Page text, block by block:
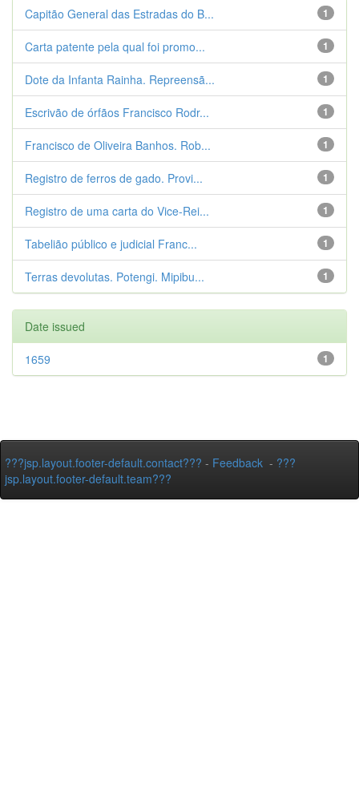
1
Capitão General das Estradas do B...
1
Carta patente pela qual foi promo...
1
Dote da Infanta Rainha. Repreensã...
1
Escrivão de órfãos Francisco Rodr...
1
Francisco de Oliveira Banhos. Rob...
1
Registro de ferros de gado. Provi...
1
Registro de uma carta do Vice-Rei...
1
Tabelião público e judicial Franc...
1
Terras devolutas. Potengi. Mipibu...
Date issued
1
1659
???jsp.layout.footer-default.contact??? - Feedback - ???
jsp.layout.footer-default.team???